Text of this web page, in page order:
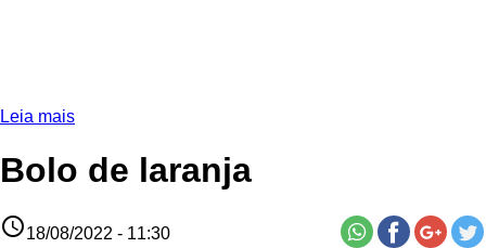
Leia mais
Bolo de laranja
access_time18/08/2022 - 11:30